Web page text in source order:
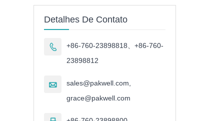
Detalhes De Contato

+86-760-23898818、+86-760-
23898812

sales@pakwell.com,
grace@pakwell.com